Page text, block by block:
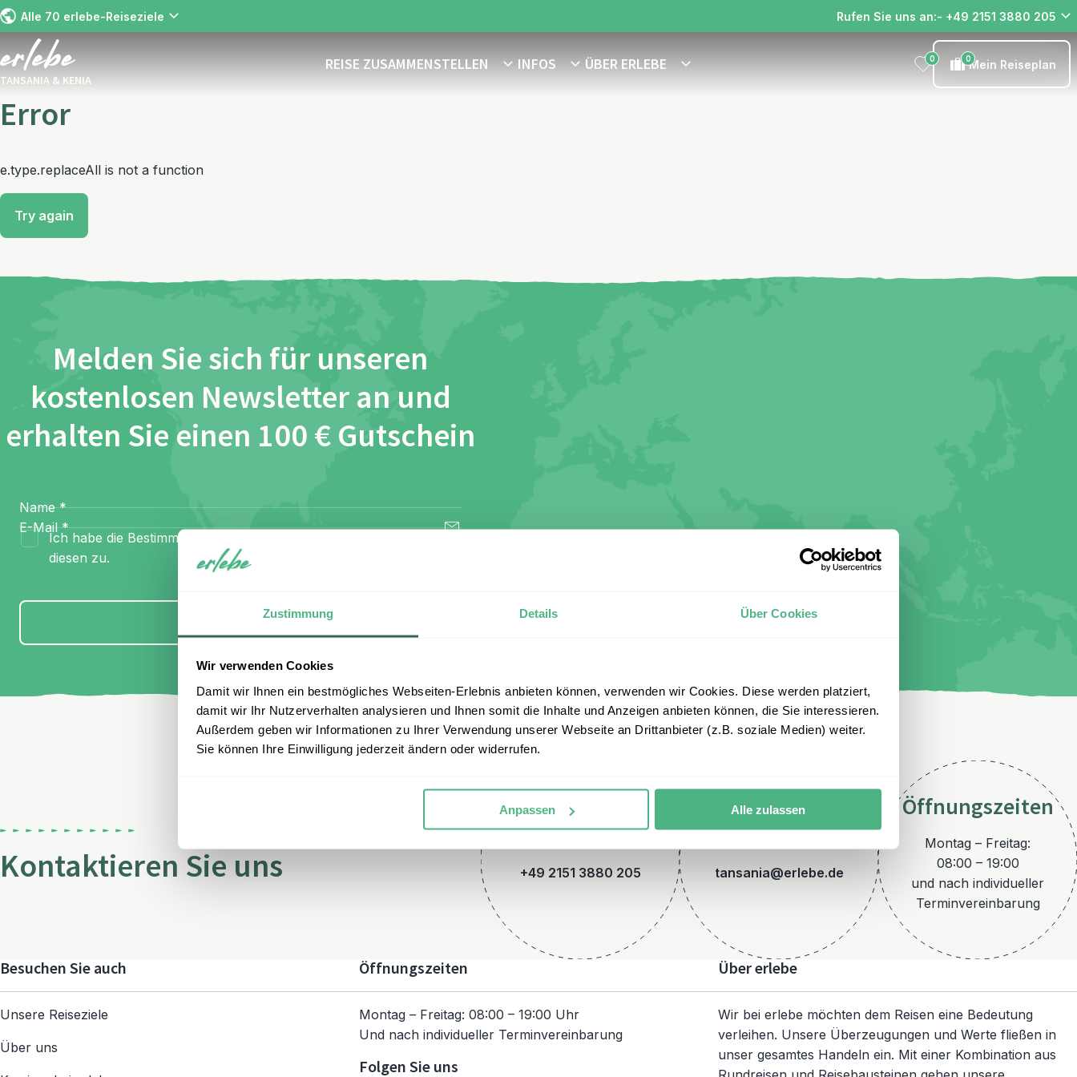
Zustimmung Details Über Cookies
Wir verwenden Cookies
Damit wir Ihnen ein bestmögliches Webseiten-Erlebnis anbieten können, verwenden wir Cookies. Diese werden platziert,
damit wir Ihr Nutzerverhalten analysieren und Ihnen somit die Inhalte und Anzeigen anbieten können, die Sie interessieren.
Außerdem geben wir Informationen zu Ihrer Verwendung unserer Webseite an Drittanbieter (z.B. soziale Medien) weiter.
Sie können Ihre Einwilligung jederzeit ändern oder widerrufen.
Anpassen Alle zulassen
Alle 70 erlebe-Reiseziele Rufen Sie uns an:- +49 2151 3880 205
TANSANIA & KENIA
REISE ZUSAMMENSTELLEN INFOS ÜBER ERLEBE 0 0Mein Reiseplan
Error
e.type.replaceAll is not a function
Try again
Melden Sie sich für unseren
kostenlosen Newsletter an und
erhalten Sie einen 100 € Gutschein
Name *
E-Mail *
Ich habe die Bestimmungen zum
diesen zu.
Anmelden
Kontaktieren Sie uns
Telefon
+49 2151 3880 205
E-Mail
tansania@erlebe.de
Öffnungszeiten
Montag – Freitag:
08:00 – 19:00
und nach individueller
Terminvereinbarung
Besuchen Sie auch
Unsere Reiseziele
Über uns
Öffnungszeiten
Montag – Freitag: 08:00 – 19:00 Uhr
Und nach individueller Terminvereinbarung
Folgen Sie uns
Über erlebe
Wir bei erlebe möchten dem Reisen eine Bedeutung
verleihen. Unsere Überzeugungen und Werte fließen in
unser gesamtes Handeln ein. Mit einer Kombination aus